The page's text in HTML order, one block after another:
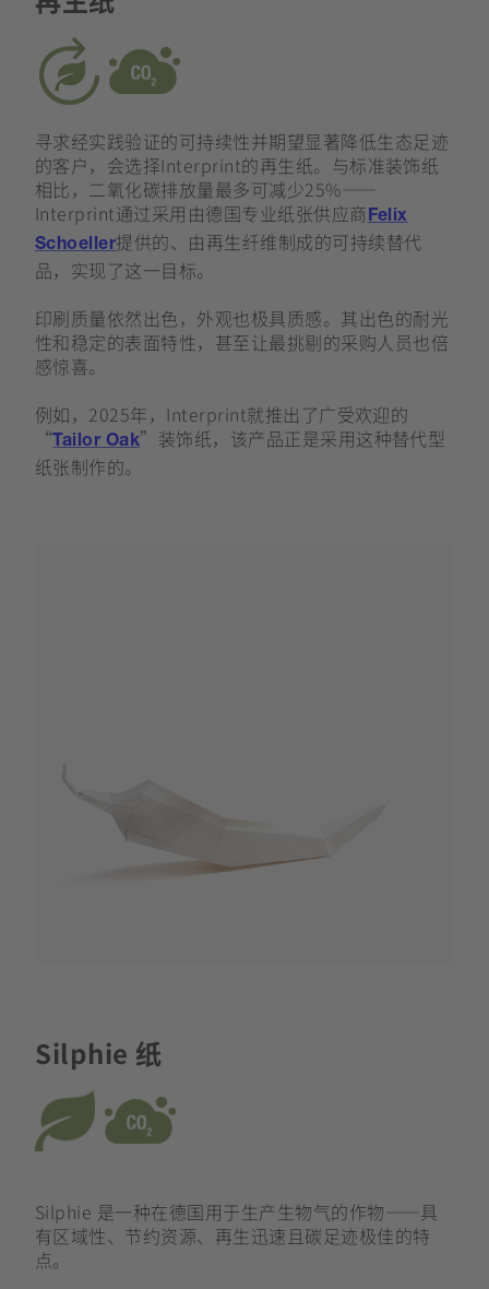
​​
寻求经实践验证的可持续性并期望显著降低生态足迹
的客户，会选择Interprint的再生纸。与标准装饰纸
相比，二氧化碳排放量最多可减少25%——
Interprint通过采用由德国专业纸张供应商Felix
Schoeller提供的、由再生纤维制成的可持续替代
品，实现了这一目标。
印刷质量依然出色，外观也极具质感。其出色的耐光
性和稳定的表面特性，甚至让最挑剔的采购人员也倍
感惊喜。
例如，2025年，Interprint就推出了广受欢迎的
“Tailor Oak”装饰纸，该产品正是采用这种替代型
纸张制作的。
Silphie 纸
Silphie 是一种在德国用于生产生物气的作物——具
有区域性、节约资源、再生迅速且碳足迹极佳的特
点。